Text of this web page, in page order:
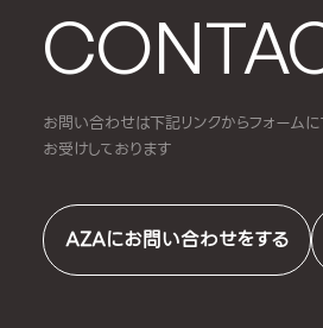
お問い合わせは下記リンクからフォームに
お受けしております
AZAにお問い合わせをする